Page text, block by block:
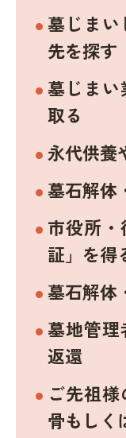
墓じまい
先を探す
墓じまい
取る
永代供養
墓石解体
市役所
証」を得
墓石解体
墓地管理
返還
ご先祖
骨もしく